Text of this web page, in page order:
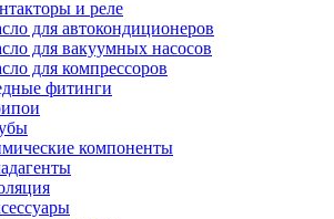
и реле
для автокондиционеров
для вакуумных насосов
для компрессоров
фитинги
компоненты